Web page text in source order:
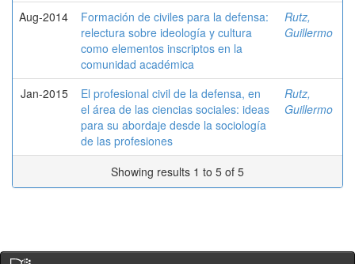
Aug-2014
Formación de civiles para la defensa:
relectura sobre ideología y cultura
como elementos inscriptos en la
comunidad académica
Rutz,
Guillermo
Jan-2015
El profesional civil de la defensa, en
el área de las ciencias sociales: ideas
para su abordaje desde la sociología
de las profesiones
Rutz,
Guillermo
Showing results 1 to 5 of 5